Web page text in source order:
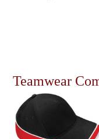
Teamwear